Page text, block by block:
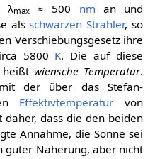
λmax ≈ 500 nm an und
alsschwarzen Strahler, so
Verschiebungsgesetz ihre
5800 K. Die auf diese
heißtwiensche Temperatur.
der über das Stefan-
Effektivtemperatur von
dass die den beiden
Annahme, die Sonne sei
guter Näherung, aber nicht